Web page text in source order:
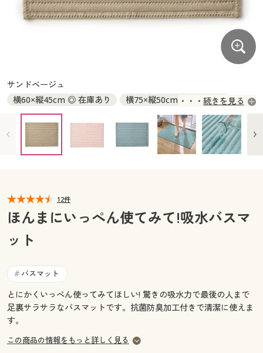
大きいサイズ レディース下着
大きいサイズ 事務・制服
シークレットセール
商品カテゴリ一覧
カタログ・チラシからのご注文
デジタルカタログ
カタログ無料プレゼント
マイページ
閲覧履歴
お気に入り
サポート
ご利用ガイド
大きいサイズ メンズ
カタログ
カタログ無料プレゼント
会員メニュー
閲覧履歴
お気に入り
ご利用ガイド
よくある質問とお問い合わせ
サンドベージュ
横60×縦45cm ◎ 在庫あり
横75×縦50cm ◎ 在庫あり
横90×縦60cm ○ 在庫わずか
続きを見る
12件
ほんまにいっぺん使てみて!吸水バスマ
ット
# バスマット
とにかくいっぺん使ってみてほしい! 驚きの吸水力で最後の人まで
足裏サラサラなバスマットです。抗菌防臭加工付きで清潔に使えま
す。
この商品の情報をもっと詳しく見る